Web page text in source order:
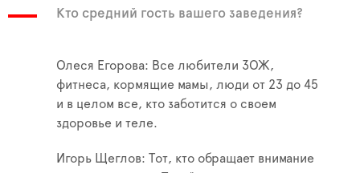
Кто средний гость вашего заведения?
Олеся Егорова: Все любители ЗОЖ,
фитнеса, кормящие мамы, люди от 23 до 45
и в целом все, кто заботится о своем
здоровье и теле.
Игорь Щеглов: Тот, кто обращает внимание